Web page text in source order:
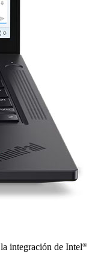
integración de Intel®